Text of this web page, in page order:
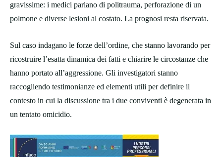
gravissime: i medici parlano di politrauma, perforazione di un
polmone e diverse lesioni al costato. La prognosi resta riservata.
Sul caso indagano le forze dell’ordine, che stanno lavorando per
ricostruire l’esatta dinamica dei fatti e chiarire le circostanze che
hanno portato all’aggressione. Gli investigatori stanno
raccogliendo testimonianze ed elementi utili per definire il
contesto in cui la discussione tra i due conviventi è degenerata in
un tentato omicidio.